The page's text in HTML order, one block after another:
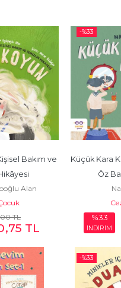
Bakım ve
Alan
TL
,75 TL
-%33
Küçük Kara
Öz
%33
İNDİRİM
-%33